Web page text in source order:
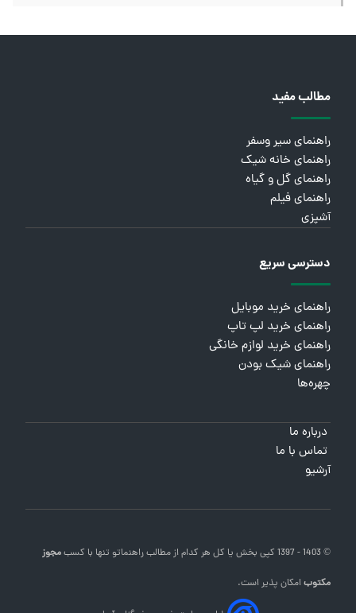
مطالب مفید
راهنمای سیر وسفر
راهنمای خانه شیک
راهنمای گل و گیاه
راهنمای فیلم
آشپزی
دسترسی سریع
راهنمای خرید موبایل
راهنمای خرید لپ تاپ
راهنمای خرید لوازم خانگی
راهنمای شیک بودن
چهره‌ها
درباره ما
تماس با ما
آرشیو
© 1403 - 1397 کپی بخش یا کل هر کدام از مطالب راهنماتو تنها با کسبمجوز
مکتوبامکان پذیر است.